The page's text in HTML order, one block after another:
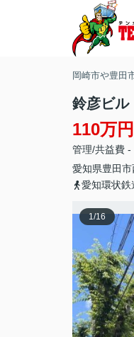
岡崎市や豊田
鈴彦ビル
110万円
管理/共益費 -
愛知県豊田市
愛知環状
1/16